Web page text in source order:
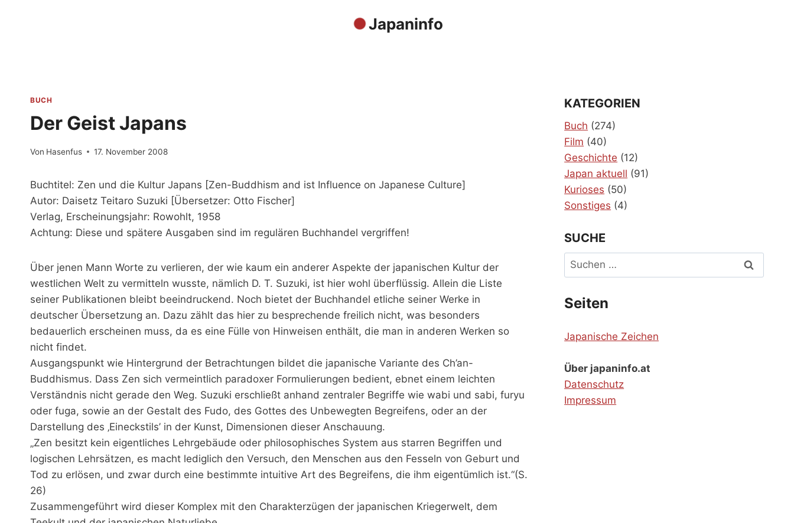
Japaninfo
BUCH
Der Geist Japans
Von Hasenfus 17. November 2008
Buchtitel: Zen und die Kultur Japans [Zen-Buddhism and ist Influence on Japanese Culture]
Autor: Daisetz Teitaro Suzuki [Übersetzer: Otto Fischer]
Verlag, Erscheinungsjahr: Rowohlt, 1958
Achtung: Diese und spätere Ausgaben sind im regulären Buchhandel vergriffen!
Über jenen Mann Worte zu verlieren, der wie kaum ein anderer Aspekte der japanischen Kultur der
westlichen Welt zu vermitteln wusste, nämlich D. T. Suzuki, ist hier wohl überflüssig. Allein die Liste
seiner Publikationen bleibt beeindruckend. Noch bietet der Buchhandel etliche seiner Werke in
deutscher Übersetzung an. Dazu zählt das hier zu besprechende freilich nicht, was besonders
bedauerlich erscheinen muss, da es eine Fülle von Hinweisen enthält, die man in anderen Werken so
nicht findet.
Ausgangspunkt wie Hintergrund der Betrachtungen bildet die japanische Variante des Ch’an-
Buddhismus. Dass Zen sich vermeintlich paradoxer Formulierungen bedient, ebnet einem leichten
Verständnis nicht gerade den Weg. Suzuki erschließt anhand zentraler Begriffe wie wabi und sabi, furyu
oder fuga, sowie an der Gestalt des Fudo, des Gottes des Unbewegten Begreifens, oder an der
Darstellung des ‚Eineckstils’ in der Kunst, Dimensionen dieser Anschauung.
„Zen besitzt kein eigentliches Lehrgebäude oder philosophisches System aus starren Begriffen und
logischen Lehrsätzen, es macht lediglich den Versuch, den Menschen aus den Fesseln von Geburt und
Tod zu erlösen, und zwar durch eine bestimmte intuitive Art des Begreifens, die ihm eigentümlich ist.“(S.
26)
Zusammengeführt wird dieser Komplex mit den Charakterzügen der japanischen Kriegerwelt, dem
KATEGORIEN
Buch (274)
Film (40)
Geschichte (12)
Japan aktuell (91)
Kurioses (50)
Sonstiges (4)
SUCHE
Suchen
nach:
Seiten
Japanische Zeichen
Über japaninfo.at
Datenschutz
Impressum